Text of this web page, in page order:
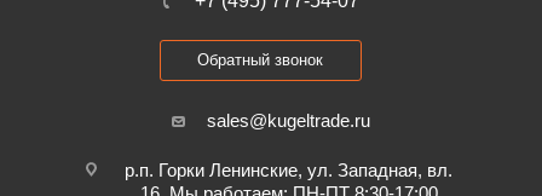
Обратный звонок
sales@kugeltrade.ru
р.п. Горки Ленинские, ул. Западная, вл.